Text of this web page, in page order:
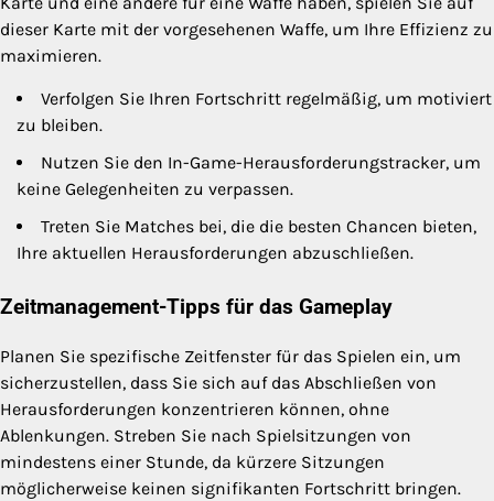
dieser Karte mit der vorgesehenen Waffe, um Ihre Effizienz zu
maximieren.
Verfolgen Sie Ihren Fortschritt regelmäßig, um motiviert
zu bleiben.
Nutzen Sie den In-Game-Herausforderungstracker, um
keine Gelegenheiten zu verpassen.
Treten Sie Matches bei, die die besten Chancen bieten,
Ihre aktuellen Herausforderungen abzuschließen.
Zeitmanagement-Tipps für das Gameplay
Planen Sie spezifische Zeitfenster für das Spielen ein, um
sicherzustellen, dass Sie sich auf das Abschließen von
Herausforderungen konzentrieren können, ohne
Ablenkungen. Streben Sie nach Spielsitzungen von
mindestens einer Stunde, da kürzere Sitzungen
möglicherweise keinen signifikanten Fortschritt bringen.